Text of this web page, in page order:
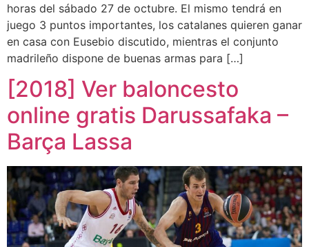
horas del sábado 27 de octubre. El mismo tendrá en
juego 3 puntos importantes, los catalanes quieren ganar
en casa con Eusebio discutido, mientras el conjunto
madrileño dispone de buenas armas para […]
[2018] Ver baloncesto
online gratis Darussafaka –
Barça Lassa